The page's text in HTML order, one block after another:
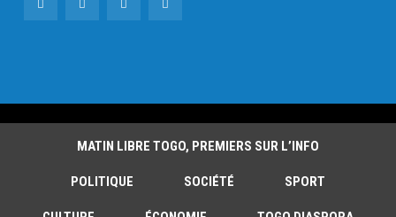
MATIN LIBRE TOGO, PREMIERS SUR L’INFO
POLITIQUE SOCIÉTÉ SPORT